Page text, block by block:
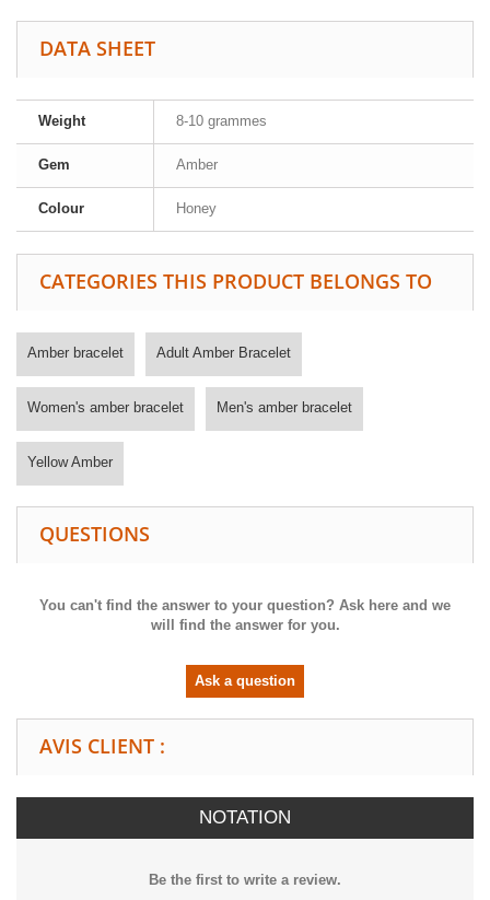
DATA SHEET
Weight 8-10 grammes
Gem Amber
Colour Honey
CATEGORIES THIS PRODUCT BELONGS TO
Amber bracelet Adult Amber Bracelet
Women's amber bracelet Men's amber bracelet
Yellow Amber
QUESTIONS
You can't find the answer to your question? Ask here and we
will find the answer for you.
Ask a question
AVIS CLIENT :
NOTATION
Be the first to write a review.